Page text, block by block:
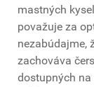
mastných
považuje za
nezabúdajme,
zachováva
dostupných na